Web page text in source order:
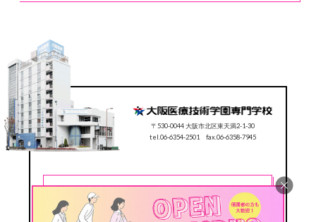
〒530-0044 大阪市北区東天満2-1-30
tel.06-6354-2501 fax.06-6358-7945
CONTACT